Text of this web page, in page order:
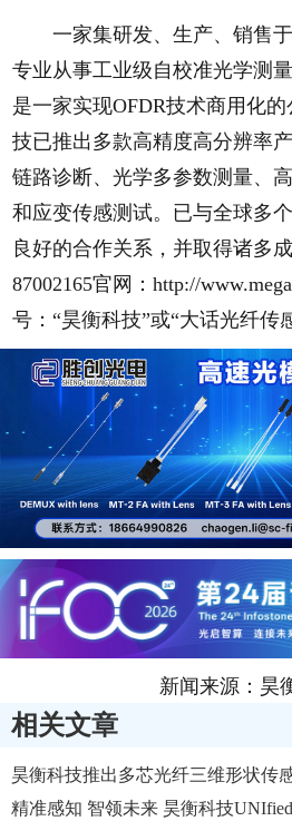
一家集研发、生产、销售于
专业从事工业级自校准光学测
是一家实现OFDR技术商用化
技已推出多款高精度高分辨率
链路诊断、光学多参数测量、
和应变传感测试。已与全球多
良好的合作关系，并取得诸多
87002165官网：http://
号：“昊衡科技”或“大话光纤传
新闻来源：昊
相关文章
昊衡科技推出多芯光纤三维形状传
精准感知 智领未来 昊衡科技